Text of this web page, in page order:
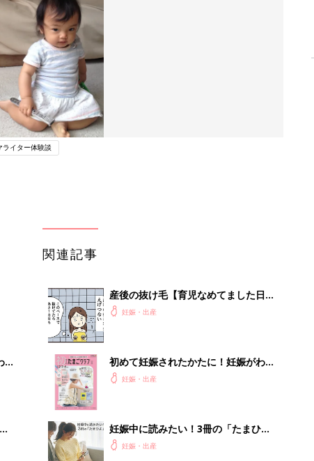
ライター体験談
か
関連記事
産後の抜け毛【育児なめてました日記
妊娠・出産
初めて妊娠されたかたに！妊娠がわか
ったら最初に読む本『初めてのたまご
妊娠・出産
妊娠中に読みたい！3冊の「たまひ
よ」妊娠・出産